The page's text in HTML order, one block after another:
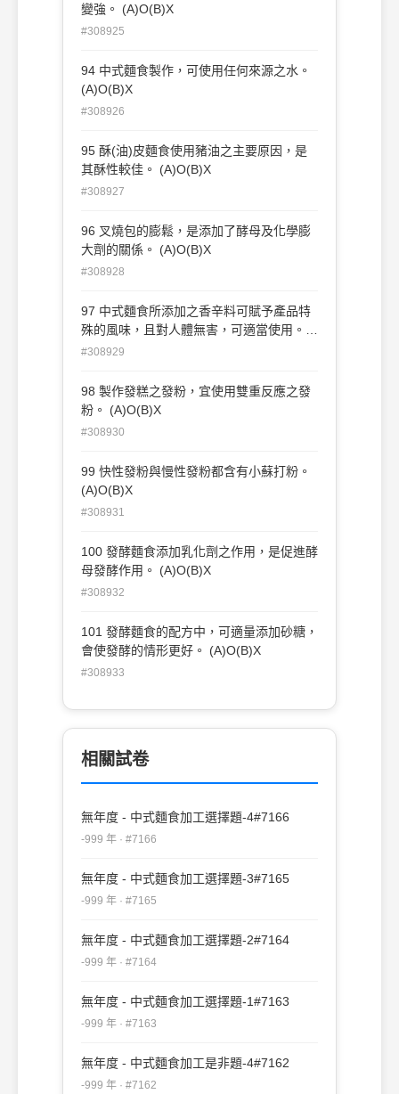
變強。 (A)O(B)X
#308925
94 中式麵食製作，可使用任何來源之水。
(A)O(B)X
#308926
95 酥(油)皮麵食使用豬油之主要原因，是
其酥性較佳。 (A)O(B)X
#308927
96 叉燒包的膨鬆，是添加了酵母及化學膨
大劑的關係。 (A)O(B)X
#308928
97 中式麵食所添加之香辛料可賦予產品特
殊的風味，且對人體無害，可適當使用。
(A)O(B)X
#308929
98 製作發糕之發粉，宜使用雙重反應之發
粉。 (A)O(B)X
#308930
99 快性發粉與慢性發粉都含有小蘇打粉。
(A)O(B)X
#308931
100 發酵麵食添加乳化劑之作用，是促進酵
母發酵作用。 (A)O(B)X
#308932
101 發酵麵食的配方中，可適量添加砂糖，
會使發酵的情形更好。 (A)O(B)X
#308933
相關試卷
無年度 - 中式麵食加工選擇題-4#7166
-999 年 · #7166
無年度 - 中式麵食加工選擇題-3#7165
-999 年 · #7165
無年度 - 中式麵食加工選擇題-2#7164
-999 年 · #7164
無年度 - 中式麵食加工選擇題-1#7163
-999 年 · #7163
無年度 - 中式麵食加工是非題-4#7162
-999 年 · #7162